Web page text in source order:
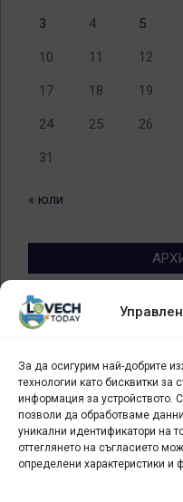
За да осигурим най-добрите
технологии като бисквитки
информация за устройството.
позволи да обработваме
уникални идентификатори на
оттеглянето на съгласието
определени характеристики и
3 4 5
10 11 12
17 18 19
24 25 26
31
« юли
Архив
новини
Арт галерия
СЕВЕРОЗАПАДА
ТУРИСТИЧЕСКИ